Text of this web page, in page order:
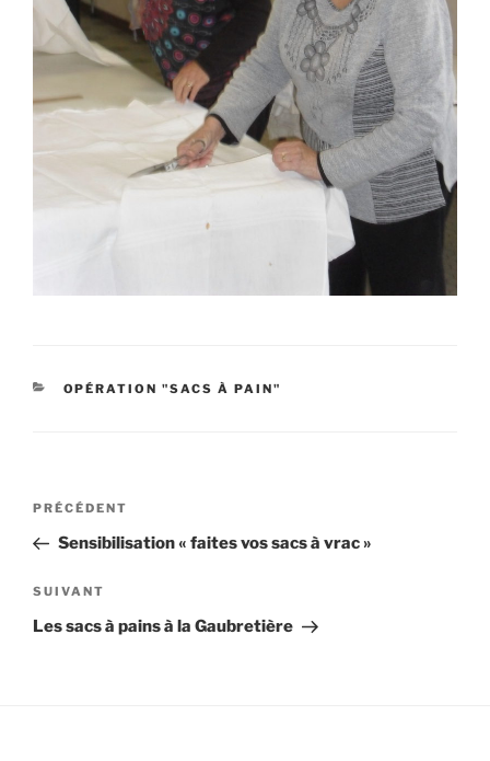
CATÉGORIES
OPÉRATION "SACS À PAIN"
Navigation
l’article
Article
précédent
PRÉCÉDENT
Sensibilisation « faites vos sacs à vrac »
Article
suivant
SUIVANT
Les sacs à pains à la Gaubretière